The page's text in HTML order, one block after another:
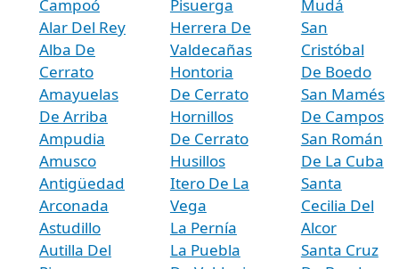
Campoó
Alar Del Rey
Alba De
Cerrato
Amayuelas
De Arriba
Ampudia
Amusco
Antigüedad
Arconada
Astudillo
Autilla Del
Pisuerga
Herrera De
Valdecañas
Hontoria
De Cerrato
Hornillos
De Cerrato
Husillos
Itero De La
Vega
La Pernía
La Puebla
Mudá
San
Cristóbal
De Boedo
San Mamés
De Campos
San Román
De La Cuba
Santa
Cecilia Del
Alcor
Santa Cruz